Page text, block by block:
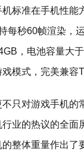
标准在手机性能
每秒60帧渲染，
，电池容量大
模式，完美兼容
只对游戏手机的
业的热议的全面
整体重量作出了